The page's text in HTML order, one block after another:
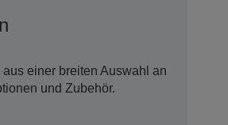
einer breiten Auswahl an
und Zubehör.